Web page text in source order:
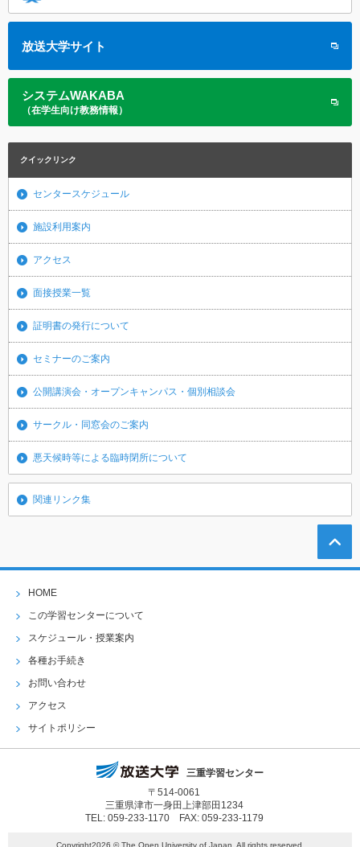
放送大学サイト
システムWAKABA
（在学生向け教務情報）
クイックリンク
センタースケジュール
施設利用案内
アクセス
面接授業一覧
証明書の発行について
セミナーのご案内
公開講演会・オープンキャンパス・個別相談会
サークル・同窓会のご案内
悪天候時等による臨時閉所について
関連リンク集
HOME
この学習センターについて
スケジュール・授業案内
各種お手続き
お問い合わせ
アクセス
サイトポリシー
三重学習センター
〒514-0061
三重県津市一身田上津部田1234
TEL: 059-233-1170 FAX: 059-233-1179
Copyright2026 © The Open University of Japan. All rights reserved.